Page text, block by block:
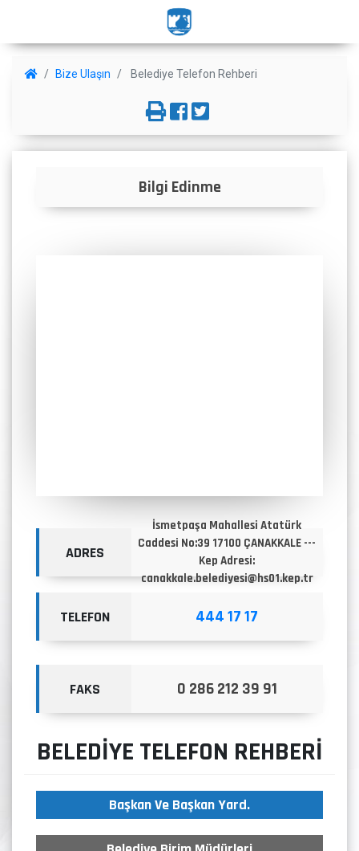
Bize Ulaşın Belediye Telefon Rehberi
Bilgi Edinme
ADRES
İsmetpaşa Mahallesi Atatürk
Caddesi No:39 17100 ÇANAKKALE ---
Kep Adresi:
canakkale.belediyesi@hs01.kep.tr
TELEFON 444 17 17
FAKS 0 286 212 39 91
BELEDİYE TELEFON REHBERİ
Başkan Ve Başkan Yard.